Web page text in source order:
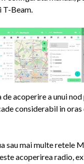
T-Beam.
de acoperire a unui
considerabil in
sau mai multe retele
acoperirea radio,